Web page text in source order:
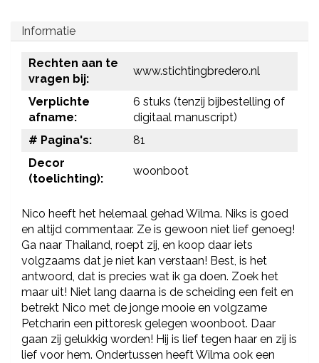
Informatie
Rechten aan te
vragen bij:
www.stichtingbredero.nl
Verplichte
afname:
6 stuks (tenzij bijbestelling of
digitaal manuscript)
# Pagina's:
81
Decor
(toelichting):
woonboot
Nico heeft het helemaal gehad Wilma. Niks is goed
en altijd commentaar. Ze is gewoon niet lief genoeg!
Ga naar Thailand, roept zij, en koop daar iets
volgzaams dat je niet kan verstaan! Best, is het
antwoord, dat is precies wat ik ga doen. Zoek het
maar uit! Niet lang daarna is de scheiding een feit en
betrekt Nico met de jonge mooie en volgzame
Petcharin een pittoresk gelegen woonboot. Daar
gaan zij gelukkig worden! Hij is lief tegen haar en zij is
lief voor hem. Ondertussen heeft Wilma ook een